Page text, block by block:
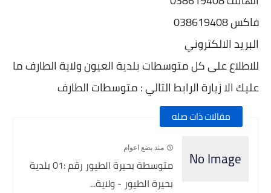
فاكس 038619408
البريد الالكتروني
للاطلاع على كل متوسطات بلدية العيون ولاية الطارف ما
عليك الا زيارة الرابط التالي : متوسطات الطارف
مقالات ذات صله
منذ بضع اعوام
متوسطة بحيرة الطيور رقم :01 بلدية
بحيرة الطيور - ولاية...